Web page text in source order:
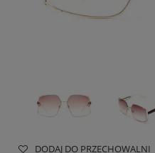
DODAJ DO PRZECHOWALNI